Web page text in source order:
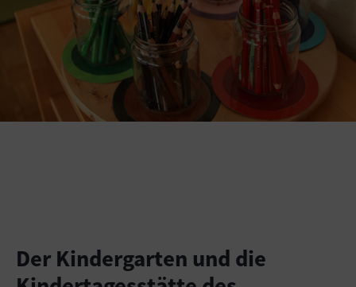
Der Kindergarten und die